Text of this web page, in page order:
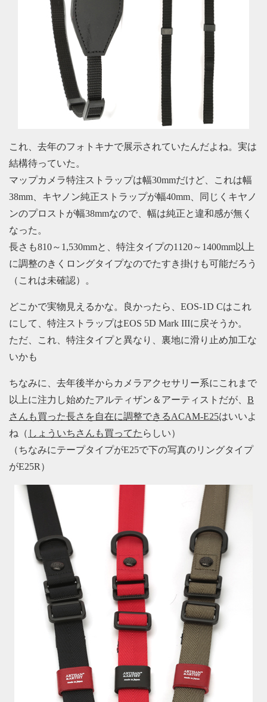
これ、去年のフォトキナで展示されていたんだよね。実は
結構待っていた。
マップカメラ特注ストラップは幅30mmだけど、これは幅
38mm、キヤノン純正ストラップが幅40mm、同じくキヤノ
ンのプロストが幅38mmなので、幅は純正と違和感が無く
なった。
長さも810～1,530mmと、特注タイプの1120～1400mm以上
に調整のきくロングタイプなのでたすき掛けも可能だろう
（これは未確認）。
どこかで実物見えるかな。良かったら、EOS-1D Cはこれ
にして、特注ストラップはEOS 5D Mark IIIに戻そうか。
ただ、これ、特注タイプと異なり、裏地に滑り止め加工な
いかも
ちなみに、去年後半からカメラアクセサリー系にこれまで
以上に注力し始めたアルティザン＆アーティストだが、 B
さんも買った長さを自在に調整できるACAM-E25はいいよ
ね（ しょういちさんも買ってた らしい）
（ちなみにテープタイプがE25で下の写真のリングタイプ
がE25R）